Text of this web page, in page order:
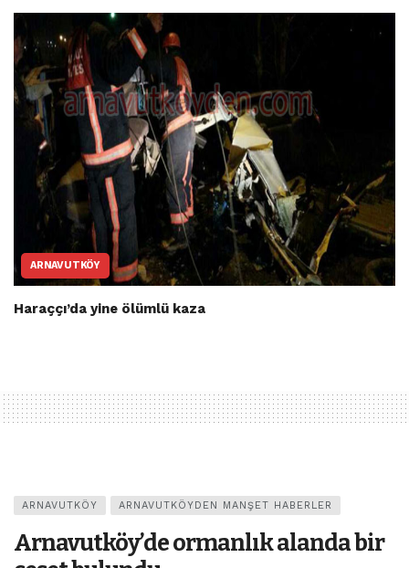
ARNAVUTKÖY
Haraççı’da yine ölümlü kaza
ARNAVUTKÖY ARNAVUTKÖYDEN MANŞET HABERLER
Arnavutköy’de ormanlık alanda bir